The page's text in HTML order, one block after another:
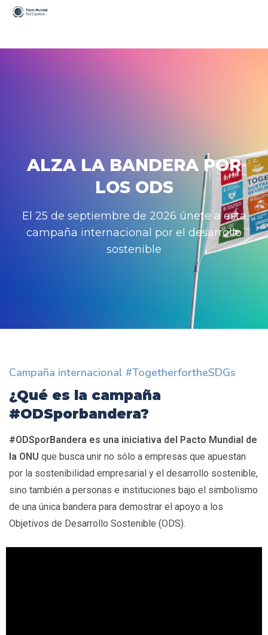
ALZA LA BANDERA POR
LOS ODS
El 25 de septiembre de 2026 únete a esta
campaña internacional por el desarrollo
sostenible
Campaña internacional #TogetherfortheSDGs
¿Qué es la campaña
#ODSporbandera?
#ODSporBandera es una iniciativa del Pacto Mundial de
la ONU que busca unir no sólo a empresas que apuestan
por la sostenibilidad empresarial y el desarrollo sostenible,
sino también a personas e instituciones bajo el simbolismo
de una única bandera para demostrar el apoyo a los
Objetivos de Desarrollo Sostenible (ODS).